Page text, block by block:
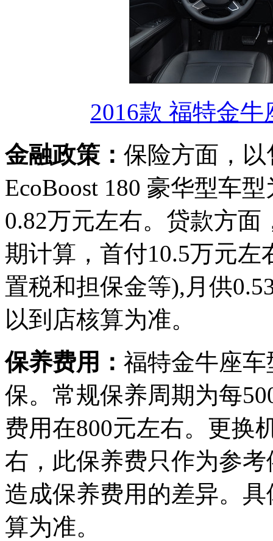
2016款 福特金牛
金融政策： 保险方面，以
EcoBoost 180 豪华型车
0.82万元左右。贷款方
期计算，首付10.5万元
置税和担保金等),月供
以到店核算为准。
保养费用： 福特金牛座
保。常规保养周期为每
费用在800元左右。更换
右，此保养费只作为参
造成保养费用的差异。
算为准。